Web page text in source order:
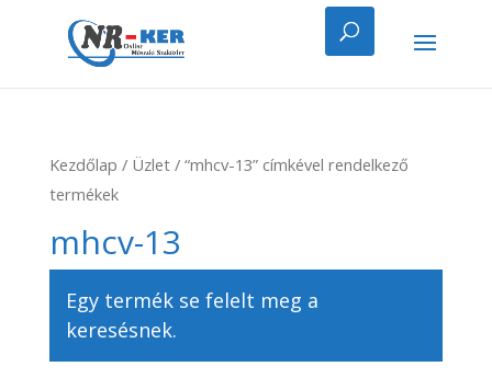
Kezdőlap / Üzlet/ “mhcv-13” címkével rendelkező
termékek
mhcv-13
Egy termék se felelt meg a
keresésnek.